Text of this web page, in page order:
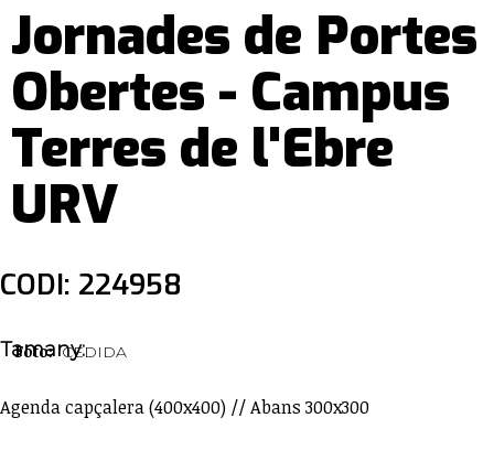
Jornades de Portes
Obertes - Campus
Terres de l'Ebre
URV
CODI: 224958
Foto: CEDIDA
Tamany:
Agenda capçalera (400x400) // Abans 300x300